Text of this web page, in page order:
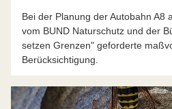
Bei der Planung der Autobahn A8
vom BUND Naturschutz und der
setzen Grenzen" geforderte
Berücksichtigung.